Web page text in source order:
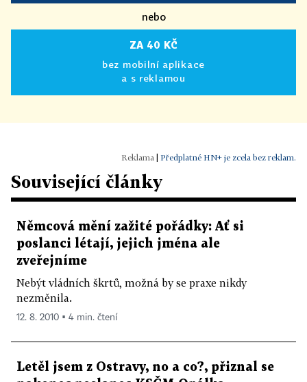
nebo
ZA 40 KČ
bez mobilní aplikace
a s reklamou
Předplatné HN+ je zcela bez reklam.
Související články
Němcová mění zažité pořádky: Ať si
poslanci létají, jejich jména ale
zveřejníme
Nebýt vládních škrtů, možná by se praxe nikdy
nezměnila.
12. 8. 2010 ▪ 4 min. čtení
Letěl jsem z Ostravy, no a co?, přiznal se